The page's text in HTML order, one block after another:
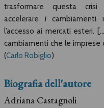
trasformare questa crisi
accelerare i cambiamenti
l’accesso ai mercati esteri.
cambiamenti che le
(Carlo Robiglio)
Biografia dell'autore
Adriana Castagnoli